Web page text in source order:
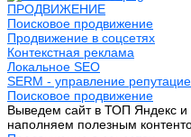
ПРОДВИЖЕНИЕ
Поисковое продвижение
Продвижение в соцсетях
Контекстная реклама
Локальное SEO
SERM - управление
Поисковое продвижение
Выведем сайт в ТОП Яндекс и
наполняем полезным